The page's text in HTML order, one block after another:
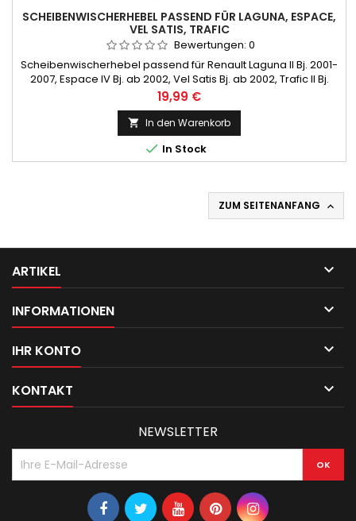
SCHEIBENWISCHERHEBEL PASSEND FÜR LAGUNA, ESPACE,
VEL SATIS, TRAFIC
Bewertungen: 0
Scheibenwischerhebel passend für Renault Laguna II Bj. 2001-
2007, Espace IV Bj. ab 2002, Vel Satis Bj. ab 2002, Trafic II Bj.
2001-2007
Preis
19,99 €
 In den Warenkorb
 In Stock
ZUM SEITENANFANG 
ARTIKEL 
INFORMATIONEN 
IHR KONTO 
KONTAKT 
NEWSLETTER